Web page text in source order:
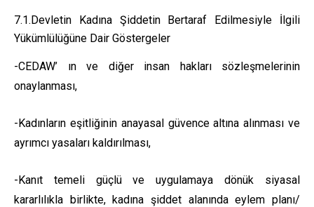
7.1.Devletin Kadına Şiddetin Bertaraf Edilmesiyle İlgili
Yükümlülüğüne Dair Göstergeler
-CEDAW’ ın ve diğer insan hakları sözleşmelerinin
onaylanması,
-Kadınların eşitliğinin anayasal güvence altına alınması ve
ayrımcı yasaları kaldırılması,
-Kanıt temeli güçlü ve uygulamaya dönük siyasal
kararlılıkla birlikte, kadına şiddet alanında eylem planı/